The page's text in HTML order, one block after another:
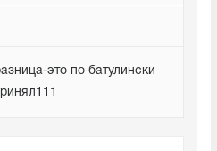
это по батулински